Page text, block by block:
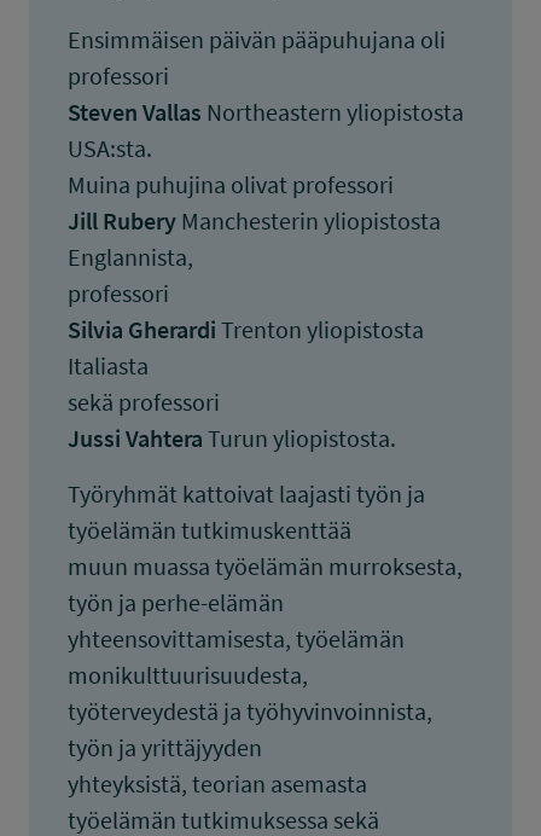
Ensimmäisen päivän pääpuhujana oli
professori
Steven Vallas Northeastern yliopistosta
USA:sta.
Muina puhujina olivat professori
Jill Rubery Manchesterin yliopistosta
Englannista,
professori
Silvia Gherardi Trenton yliopistosta
Italiasta
sekä professori
Jussi Vahtera Turun yliopistosta.
Työryhmät kattoivat laajasti työn ja
työelämän tutkimuskenttää
muun muassa työelämän murroksesta,
työn ja perhe-elämän
yhteensovittamisesta, työelämän
monikulttuurisuudesta,
työterveydestä ja työhyvinvoinnista,
työn ja yrittäjyyden
yhteyksistä, teorian asemasta
työelämän tutkimuksessa sekä